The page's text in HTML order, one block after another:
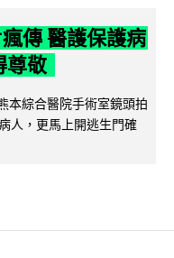
傳 醫護保護病
尊敬
本綜合醫院手術室鏡頭拍
人，更馬上開逃生門確